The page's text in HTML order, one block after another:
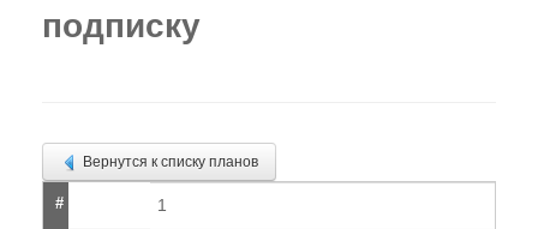
подписку
Вернутся к списку планов
# 1